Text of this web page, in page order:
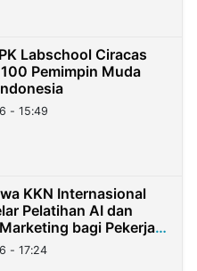
Labschool Ciracas
Pemimpin Muda
- 15:49
KKN Internasional
Pelatihan AI dan
bagi Pekerja
di Taiwan
- 17:24